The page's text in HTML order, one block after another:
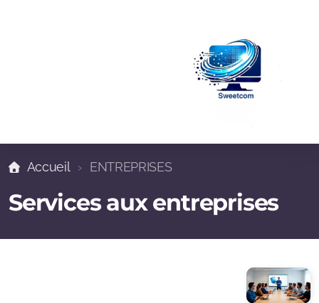
Accueil ENTREPRISES
Services aux entreprises